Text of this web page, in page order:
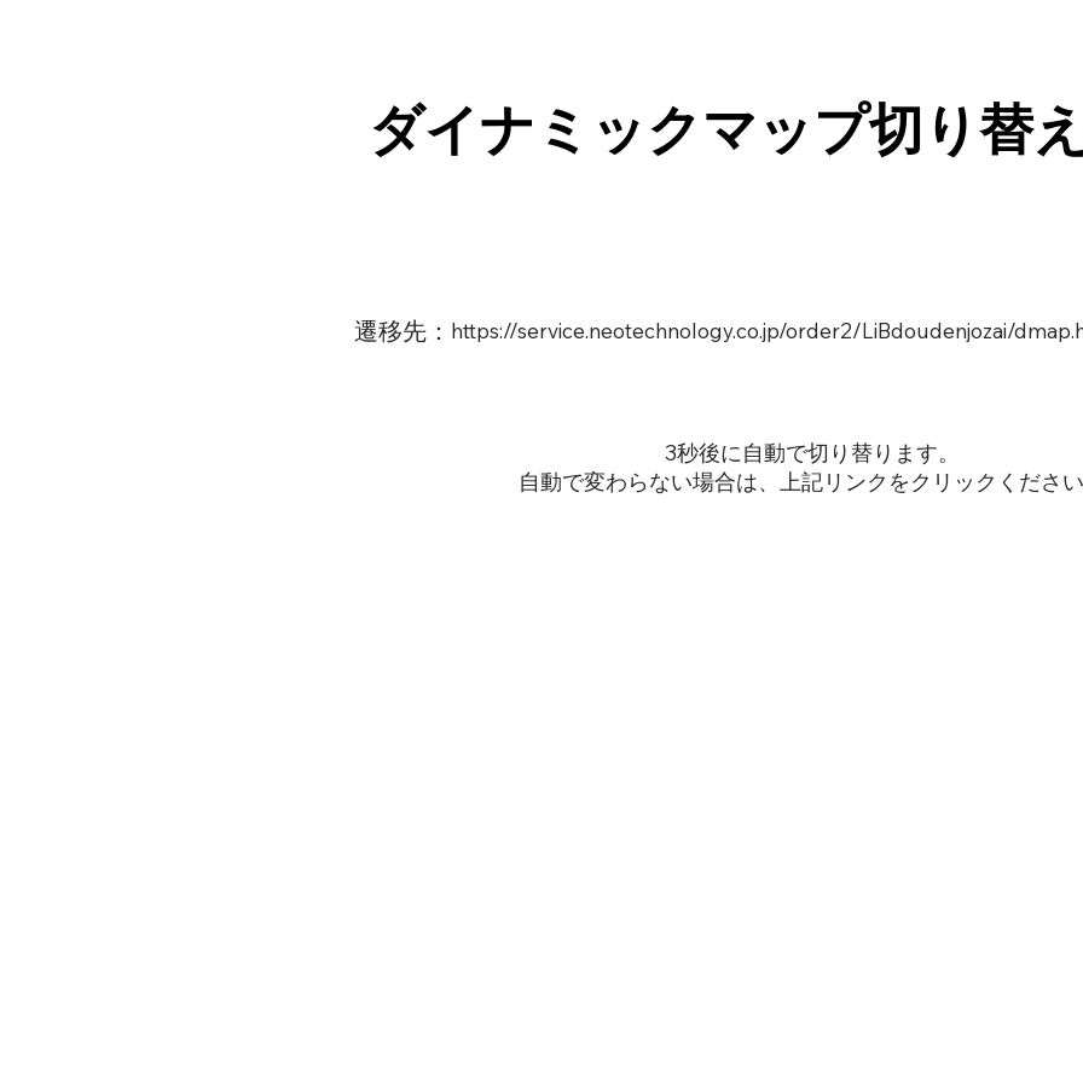
ダイナミックマップ切り替
遷移先： https://service.neotechnology.co.jp/order2/LiBdoudenjozai/
3秒後に自動で切り替ります。
自動で変わらない場合は、上記リンクをクリックください